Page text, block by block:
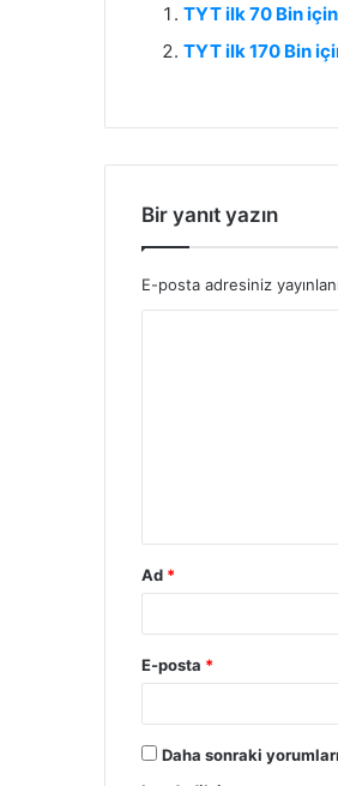
TYT ilk 70 Bin
TYT ilk 170 Bin
Bir yanıt yazın
E-posta adresiniz
Ad *
E-posta *
Daha sonraki